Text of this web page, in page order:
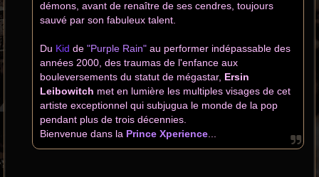
démons, avant de renaître de ses cendres, toujours
sauvé par son fabuleux talent.
Du Kid de "Purple Rain" au performer indépassable des
années 2000, des traumas de l'enfance aux
bouleversements du statut de mégastar, Ersin
Leibowitch met en lumière les multiples visages de cet
artiste exceptionnel qui subjugua le monde de la pop
pendant plus de trois décennies.
Bienvenue dans la Prince Xperience...